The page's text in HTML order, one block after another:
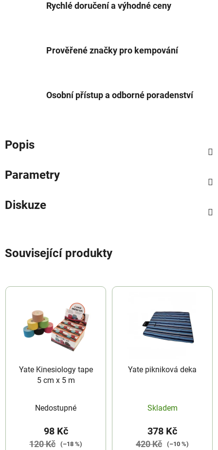
Rychlé doručení a výhodné ceny
Prověřené značky pro kempování
Osobní přístup a odborné poradenství
Popis
Parametry
Diskuze
Související produkty
Yate Kinesiology tape
5 cm x 5 m
Nedostupné
98 Kč
120 Kč (–18 %)
Yate pikniková deka
Skladem
378 Kč
420 Kč (–10 %)